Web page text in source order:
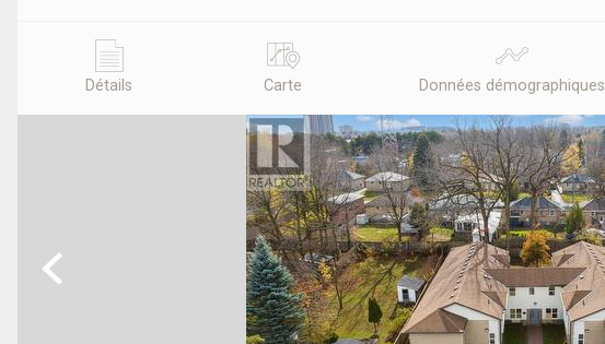
Détails Carte Données démographiques
Previous